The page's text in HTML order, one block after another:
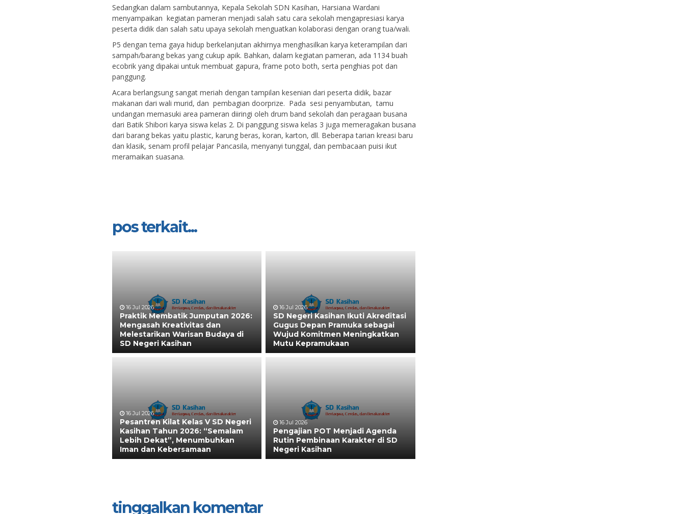
Sedangkan dalam sambutannya, Kepala Sekolah SDN Kasihan, Harsiana Wardani
menyampaikan kegiatan pameran menjadi salah satu cara sekolah mengapresiasi karya
peserta didik dan salah satu upaya sekolah menguatkan kolaborasi dengan orang tua/wali.
P5 dengan tema gaya hidup berkelanjutan akhirnya menghasilkan karya keterampilan dari
sampah/barang bekas yang cukup apik. Bahkan, dalam kegiatan pameran, ada 1134 buah
ecobrik yang dipakai untuk membuat gapura, frame poto both, serta penghias pot dan
panggung.
Acara berlangsung sangat meriah dengan tampilan kesenian dari peserta didik, bazar
makanan dari wali murid, dan pembagian doorprize. Pada sesi penyambutan, tamu
undangan memasuki area pameran diiringi oleh drum band sekolah dan peragaan busana
dari Batik Shibori karya siswa kelas 2. Di panggung siswa kelas 3 juga memeragakan busana
dari barang bekas yaitu plastic, karung beras, koran, karton, dll. Beberapa tarian kreasi baru
dan klasik, senam profil pelajar Pancasila, menyanyi tunggal, dan pembacaan puisi ikut
meramaikan suasana.
pos terkait...
16 Jul 2026
Praktik Membatik Jumputan 2026:
Mengasah Kreativitas dan
Melestarikan Warisan Budaya di
SD Negeri Kasihan
16 Jul 2026
SD Negeri Kasihan Ikuti Akreditasi
Gugus Depan Pramuka sebagai
Wujud Komitmen Meningkatkan
Mutu Kepramukaan
16 Jul 2026
Pesantren Kilat Kelas V SD Negeri
Kasihan Tahun 2026: “Semalam
Lebih Dekat”, Menumbuhkan
Iman dan Kebersamaan
16 Jul 2026
Pengajian POT Menjadi Agenda
Rutin Pembinaan Karakter di SD
Negeri Kasihan
tinggalkan komentar